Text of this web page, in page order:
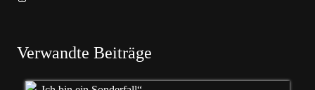
Verwandte Beiträge